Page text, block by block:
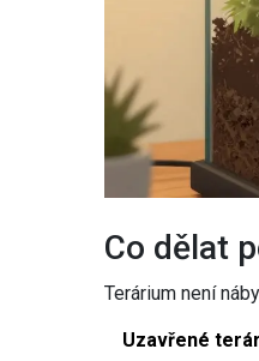
Co dělat
Terárium není
Uzavřené